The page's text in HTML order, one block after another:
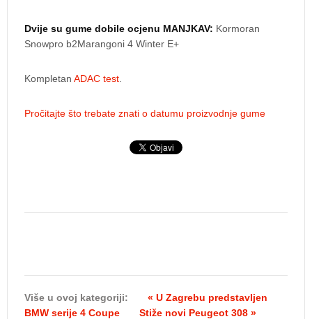
Dvije su gume dobile ocjenu MANJKAV: Kormoran
Snowpro b2Marangoni 4 Winter E+
Kompletan ADAC test
Pročitajte što trebate znati o datumu proizvodnje gume
Više u ovoj kategoriji:
« U Zagrebu predstavljen
BMW serije 4 Coupe
Stiže novi Peugeot 308 »